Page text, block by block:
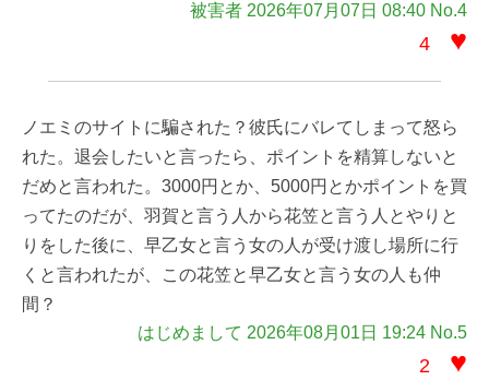
被害者 2026年07月07日 08:40 No.4
4 ♥
ノエミのサイトに騙された？彼氏にバレてしまって怒ら
れた。退会したいと言ったら、ポイントを精算しないと
だめと言われた。3000円とか、5000円とかポイントを買
ってたのだが、羽賀と言う人から花笠と言う人とやりと
りをした後に、早乙女と言う女の人が受け渡し場所に行
くと言われたが、この花笠と早乙女と言う女の人も仲
間？
はじめまして 2026年08月01日 19:24 No.5
2 ♥